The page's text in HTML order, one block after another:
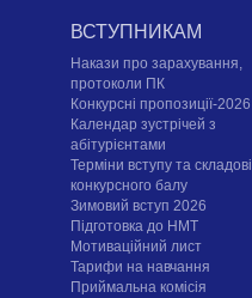
ВСТУПНИКАМ
Накази про зарахування,
протоколи ПК
Конкурсні пропозиції-2026
Календар зустрічей з
абітурієнтами
Терміни вступу та складові
конкурсного балу
Зимовий вступ 2026
Підготовка до НМТ
Мотиваційний лист
Тарифи на навчання
Приймальна комісія